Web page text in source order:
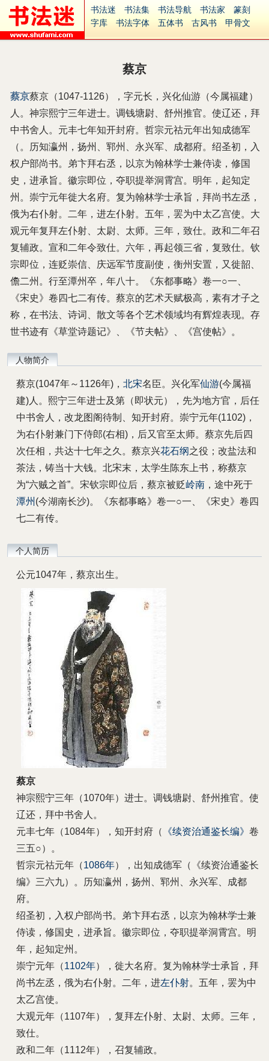
书法迷 书法集 书法导航 书法家
篆刻
字库
书法字体 五体书 古风书
甲骨文
字形 大字
中医 象棋
字体下载
免费字体 中文字体
英文字体
Ai矢量
P图宝 南无阿弥陀佛
意见反馈
安全网站
捐赠 繁體版
蔡京
蔡京蔡京（1047-1126），字元长，兴化仙游（今属福建）
人。神宗熙宁三年进士。调钱塘尉、舒州推官。使辽还，拜
中书舍人。元丰七年知开封府。哲宗元祜元年出知成德军
（。历知瀛州，扬州、郓州、永兴军、成都府。绍圣初，入
权户部尚书。弟卞拜右丞，以京为翰林学士兼侍读，修国
史，进承旨。徽宗即位，夺职提举洞霄宫。明年，起知定
州。崇宁元年徙大名府。复为翰林学士承旨，拜尚书左丞，
俄为右仆射。二年，进左仆射。五年，罢为中太乙宫使。大
观元年复拜左仆射、太尉、太师。三年，致仕。政和二年召
复辅政。宣和二年令致仕。六年，再起领三省，复致仕。钦
宗即位，连贬崇信、庆远军节度副使，衡州安置，又徙韶、
儋二州。行至潭州卒，年八十。《东都事略》卷一○一、
《宋史》卷四七二有传。蔡京的艺术天赋极高，素有才子之
称，在书法、诗词、散文等各个艺术领域均有辉煌表现。存
世书迹有《草堂诗题记》、《节夫帖》、《宫使帖》。
人物简介
蔡京(1047年～1126年)， 北宋名臣。 兴化军仙游(今属福
建)人。熙宁三年进士及第（即状元），先为地方官，后任
中书舍人，改龙图阁待制、知开封府。崇宁元年(1102)，
为右仆射兼门下侍郎(右相)，后又官至太师。蔡京先后四
次任相，共达十七年之久。蔡京兴花石纲之役；改盐法和
茶法，铸当十大钱。北宋末，太学生陈东上书，称蔡京
为“六贼之首”。宋钦宗即位后，蔡京被贬岭南 ，途中死于
潭州 (今湖南长沙)。《东都事略》卷一○一、《宋史》卷四
七二有传。
个人简历
公元1047年，蔡京出生。
蔡京
神宗熙宁三年（1070年）进士。调钱塘尉、舒州推官。使
辽还，拜中书舍人。
元丰七年（1084年），知开封府（
《续资治通鉴长编》 卷
三五○）。
哲宗元祜元年（1086年），出知成德军（《续资治通鉴长
编》三六九）。历知瀛州，扬州、郓州、永兴军、成都
府。
绍圣初，入权户部尚书。弟卞拜右丞，以京为翰林学士兼
侍读，修国史，进承旨。徽宗即位，夺职提举洞霄宫。明
年，起知定州。
崇宁元年（1102年），徙大名府。复为翰林学士承旨，拜
尚书左丞，俄为右仆射。二年，进左仆射。五年，罢为中
太乙宫使。
大观元年（1107年），复拜左仆射、太尉、太师。三年，
致仕。
政和二年（1112年），召复辅政。